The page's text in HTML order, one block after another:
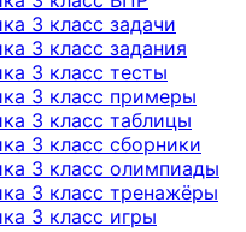
3 класс задачи
3 класс задания
3 класс тесты
3 класс примеры
3 класс таблицы
3 класс сборники
3 класс олимпиады
3 класс тренажёры
3 класс игры